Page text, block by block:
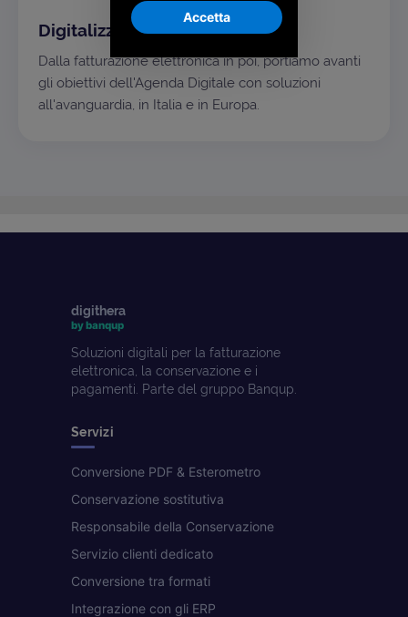
Digitalizzazione come missione
Dalla fatturazione elettronica in poi, portiamo avanti
gli obiettivi dell'Agenda Digitale con soluzioni
all'avanguardia, in Italia e in Europa.
digithera
by banqup
Soluzioni digitali per la fatturazione
elettronica, la conservazione e i
pagamenti. Parte del gruppo Banqup.
Servizi
Conversione PDF & Esterometro
Conservazione sostitutiva
Responsabile della Conservazione
Servizio clienti dedicato
Conversione tra formati
Integrazione con gli ERP
Accetta